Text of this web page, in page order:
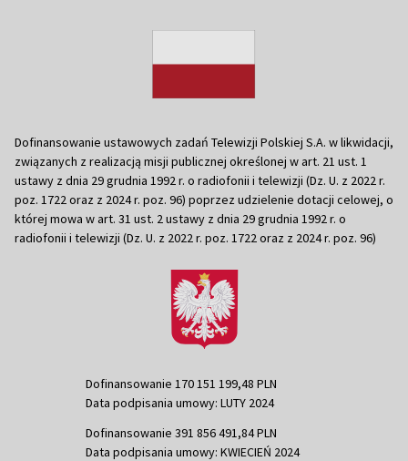
Dofinansowanie ustawowych zadań Telewizji Polskiej S.A. w likwidacji,
związanych z realizacją misji publicznej określonej w art. 21 ust. 1
ustawy z dnia 29 grudnia 1992 r. o radiofonii i telewizji (Dz. U. z 2022 r.
poz. 1722 oraz z 2024 r. poz. 96) poprzez udzielenie dotacji celowej, o
której mowa w art. 31 ust. 2 ustawy z dnia 29 grudnia 1992 r. o
radiofonii i telewizji (Dz. U. z 2022 r. poz. 1722 oraz z 2024 r. poz. 96)
Dofinansowanie 170 151 199,48 PLN
Data podpisania umowy: LUTY 2024
Dofinansowanie 391 856 491,84 PLN
Data podpisania umowy: KWIECIEŃ 2024